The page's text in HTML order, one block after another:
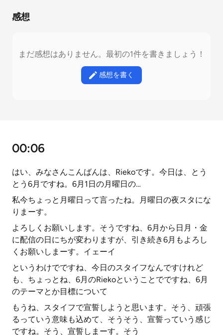
感想
まだ感想はありません。最初の1件を書きましょう！
感想を書く
00:06
はい、みなさんこんばんは、Riekoです。今日は、とう
とう6月ですね。6月1日の月曜日の…
私今ちょっと月曜日って言ったね。月曜日の夜スタにな
りまーす。
よろしくお願いします。そうですね、6月から日月・金
に配信の日にちが変わりますが、引き続き6月もよろし
くお願いしまーす。イェーイ
というわけでですね、今日のスタイフなんですけれど
も、ちょっとね、6月のRiekoということでですね、6月
のテーマとか目標について
もうね、スタイフで宣誓しようと思います。そう、頑張
るっていう意味も込めて、そうそう、宣誓っていう感じ
ですね。そう、宣誓しまーす。そう